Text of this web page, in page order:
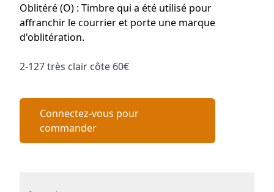
Conditions
Oblitéré (O) : Timbre qui a été utilisé pour
affranchir le courrier et porte une marque
d'oblitération.
Description
2-127 très clair côte 60€
Connectez-vous pour
commander